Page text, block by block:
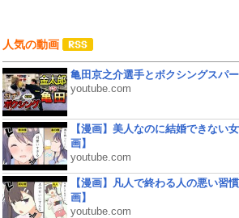
人気の動画
亀田京之介選手とボクシングスパ
youtube.com
【漫画】美人なのに結婚できない
画】
youtube.com
【漫画】凡人で終わる人の悪い習
画】
youtube.com